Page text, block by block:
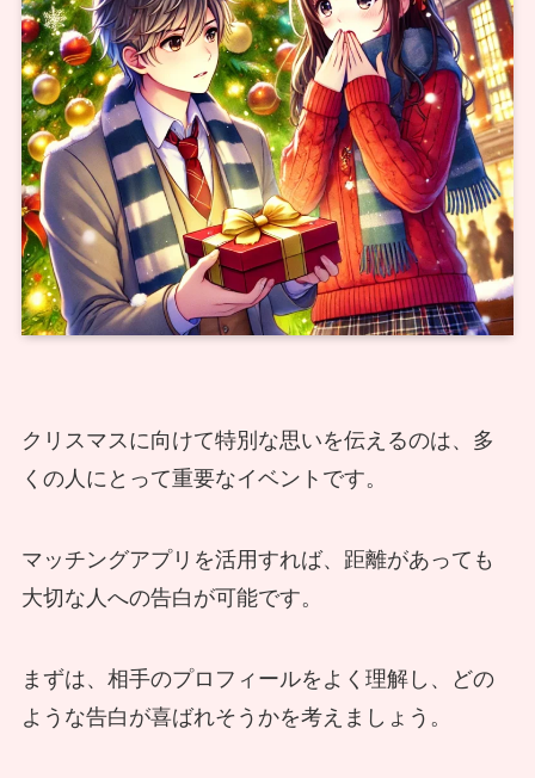
クリスマスに向けて特別な思いを伝えるのは、多
くの人にとって重要なイベントです。
マッチングアプリを活用すれば、距離があっても
大切な人への告白が可能です。
まずは、相手のプロフィールをよく理解し、どの
ような告白が喜ばれそうかを考えましょう。